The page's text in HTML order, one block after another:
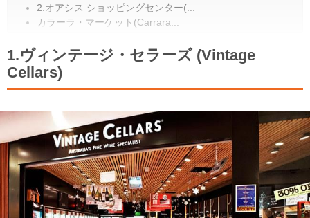
2.オアシス ショッピングセンター(...
カラーラ・マーケット(Carrara...
1.ヴィンテージ・セラーズ (Vintage
Cellars)